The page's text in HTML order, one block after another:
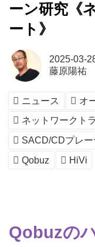
ーン研究《
ート》
2025-03-
藤原陽祐
ニュース
オ
ネットワークト
SACD/CDプレー
Qobuz
HiVi
Qobuzの